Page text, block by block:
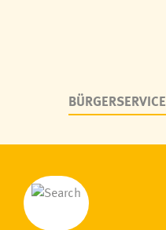
BÜRGERSERVICE